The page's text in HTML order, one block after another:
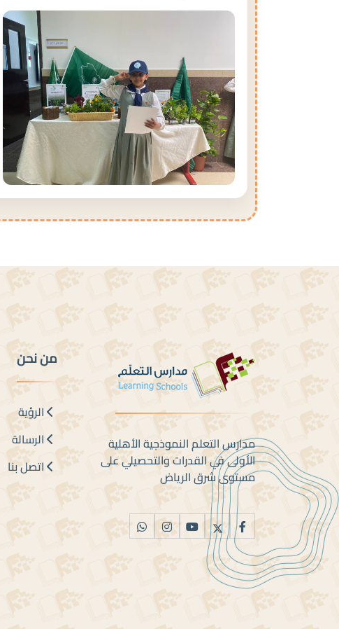
مدارس التعلم النموذجية الأهلية
الأولى في القدرات والتحصيلي على
مستوى شرق الرياض
من نحن
الرؤية
الرسالة
اتصل بنا